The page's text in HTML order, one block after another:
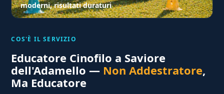
moderni, risultati duraturi
COS'È IL SERVIZIO
Educatore Cinofilo a Saviore
dell'Adamello — Non Addestratore,
Ma Educatore